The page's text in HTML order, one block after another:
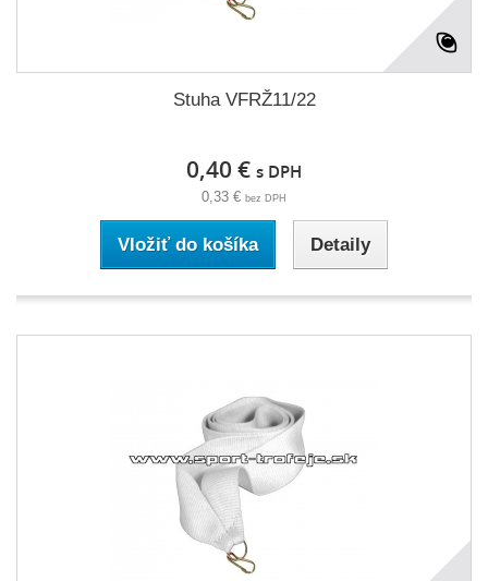
Stuha VFRŽ11/22
0,40 € s DPH
0,33 € bez DPH
Vložiť do košíka Detaily